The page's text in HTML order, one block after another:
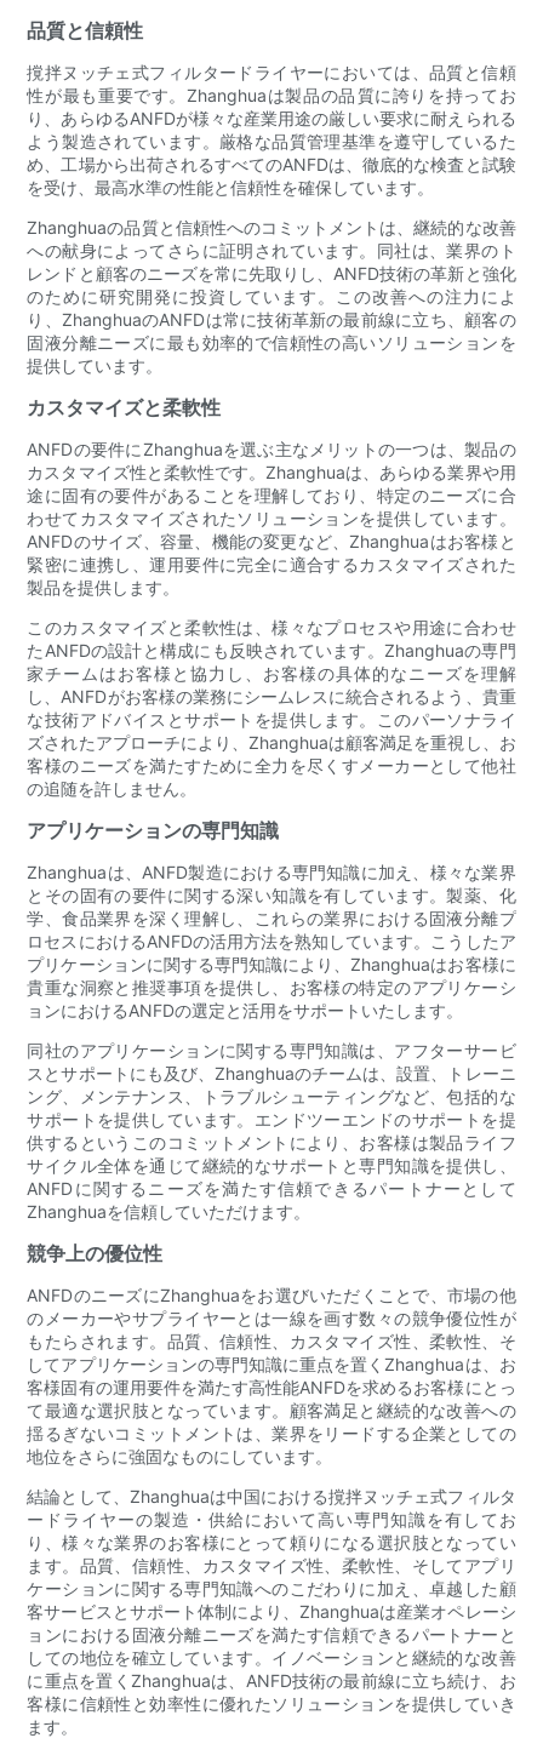
品質と信頼性
撹拌ヌッチェ式フィルタードライヤーにおいては、品質と信頼
性が最も重要です。Zhanghuaは製品の品​​質に誇りを持ってお
り、あらゆるANFDが様々な産業用途の厳しい要求に耐えられる
よう製造されています。厳格な品質管理基準を遵守しているた
め、工場から出荷されるすべてのANFDは、徹底的な検査と試験
を受け、最高水準の性能と信頼性を確保しています。
Zhanghuaの品質と信頼性へのコミットメントは、継続的な改善
への献身によってさらに証明されています。同社は、業界のト
レンドと顧客のニーズを常に先取りし、ANFD技術の革新と強化
のために研究開発に投資しています。この改善への注力によ
り、ZhanghuaのANFDは常に技術革新の最前線に立ち、顧客の
固液分離ニーズに最も効率的で信頼性の高いソリューションを
提供しています。
カスタマイズと柔軟性
ANFDの要件にZhanghuaを選ぶ主なメリットの一つは、製品の
カスタマイズ性と柔軟性です。Zhanghuaは、あらゆる業界や用
途に固有の要件があることを理解しており、特定のニーズに合
わせてカスタマイズされたソリューションを提供しています。
ANFDのサイズ、容量、機能の変更など、Zhanghuaはお客様と
緊密に連携し、運用要件に完全に適合するカスタマイズされた
製品を提供します。
このカスタマイズと柔軟性は、様々なプロセスや用途に合わせ
たANFDの設計と構成にも反映されています。Zhanghuaの専門
家チームはお客様と協力し、お客様の具体的なニーズを理解
し、ANFDがお客様の業務にシームレスに統合されるよう、貴重
な技術アドバイスとサポートを提供します。このパーソナライ
ズされたアプローチにより、Zhanghuaは顧客満足を重視し、お
客様のニーズを満たすために全力を尽くすメーカーとして他社
の追随を許しません。
アプリケーションの専門知識
Zhanghuaは、ANFD製造における専門知識に加え、様々な業界
とその固有の要件に関する深い知識を有しています。製薬、化
学、食品業界を深く理解し、これらの業界における固液分離プ
ロセスにおけるANFDの活用方法を熟知しています。こうしたア
プリケーションに関する専門知識により、Zhanghuaはお客様に
貴重な洞察と推奨事項を提供し、お客様の特定のアプリケーシ
ョンにおけるANFDの選定と活用をサポートいたします。
同社のアプリケーションに関する専門知識は、アフターサービ
スとサポートにも及び、Zhanghuaのチームは、設置、トレーニ
ング、メンテナンス、トラブルシューティングなど、包括的な
サポートを提供しています。エンドツーエンドのサポートを提
供するというこのコミットメントにより、お客様は製品ライフ
サイクル全体を通じて継続的なサポートと専門知識を提供し、
ANFDに関するニーズを満たす信頼できるパートナーとして
Zhanghuaを信頼していただけます。
競争上の優位性
ANFDのニーズにZhanghuaをお選びいただくことで、市場の他
のメーカーやサプライヤーとは一線を画す数々の競争優位性が
もたらされます。品質、信頼性、カスタマイズ性、柔軟性、そ
してアプリケーションの専門知識に重点を置くZhanghuaは、お
客様固有の運用要件を満たす高性能ANFDを求めるお客様にとっ
て最適な選択肢となっています。顧客満足と継続的な改善への
揺るぎないコミットメントは、業界をリードする企業としての
地位をさらに強固なものにしています。
結論として、Zhanghuaは中国における撹拌ヌッチェ式フィルタ
ードライヤーの製造・供給において高い専門知識を有してお
り、様々な業界のお客様にとって頼りになる選択肢となってい
ます。品質、信頼性、カスタマイズ性、柔軟性、そしてアプリ
ケーションに関する専門知識へのこだわりに加え、卓越した顧
客サービスとサポート体制により、Zhanghuaは産業オペレーシ
ョンにおける固液分離ニーズを満たす信頼できるパートナーと
しての地位を確立しています。イノベーションと継続的な改善
に重点を置くZhanghuaは、ANFD技術の最前線に立ち続け、お
客様に信頼性と効率性に優れたソリューションを提供していき
ます。